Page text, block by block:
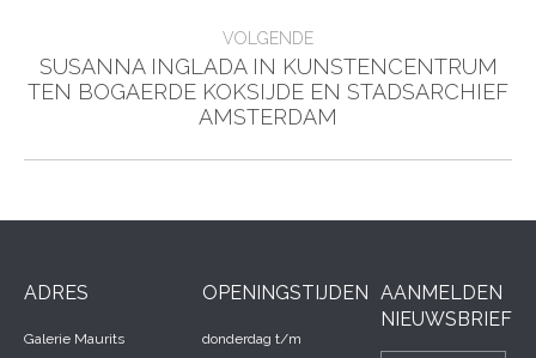
VOLGENDE
Volgend
bericht
SUSANNA INGLADA IN KUNSTENCENTRUM
TEN BOGAERDE KOKSIJDE EN STADSARCHIEF
AMSTERDAM
ADRES
Galerie Maurits
OPENINGSTIJDEN
donderdag t/m
AANMELDEN
NIEUWSBRIEF